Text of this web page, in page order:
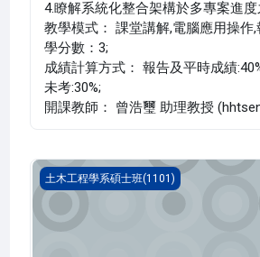
4.瞭解系統化整合架構於多專案進
教學模式： 課堂講解,電腦應用操作,
學分數：3;
成績計算方式： 報告及平時成績
未考:30%;
開課教師： 曾浩璽 助理教授
地形測量(1101_R2CE000016A)
土木工程學系碩士班(1101)